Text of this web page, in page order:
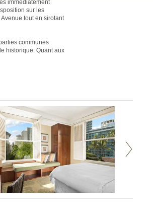
immédiatement
sur les
tout en sirotant
communes
historique. Quant aux